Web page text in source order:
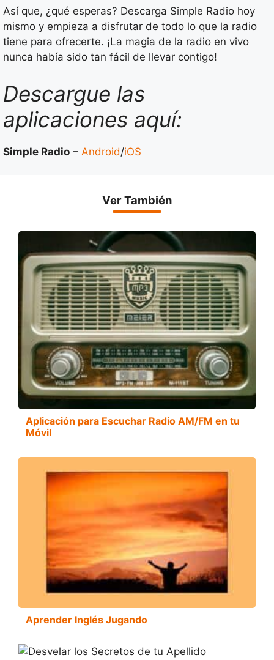
Así que, ¿qué esperas? Descarga Simple Radio hoy
mismo y empieza a disfrutar de todo lo que la radio
tiene para ofrecerte. ¡La magia de la radio en vivo
nunca había sido tan fácil de llevar contigo!
Descargue las
aplicaciones aquí:
Simple Radio – Android/iOS
Ver También
Aplicación para Escuchar Radio AM/FM en tu
Móvil
Aprender Inglés Jugando